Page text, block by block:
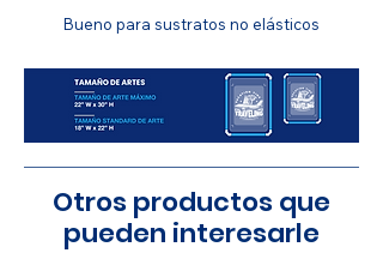
Bueno para sustratos no elásticos
Otros productos que
pueden interesarle